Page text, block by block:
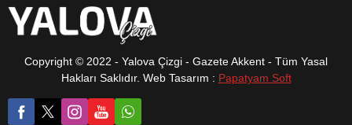
modern giyim
alanında
sundukları geniş
ürün yelpazesiyle
dikkat çeken
Kocatepe ve
Kahveci, tüm
Türkiye’ye
Copyright © 2022 - Yalova Çizgi - Gazete Akkent - Tüm Yasal
Hakları Saklıdır. Web Tasarım : Papatyam Soft